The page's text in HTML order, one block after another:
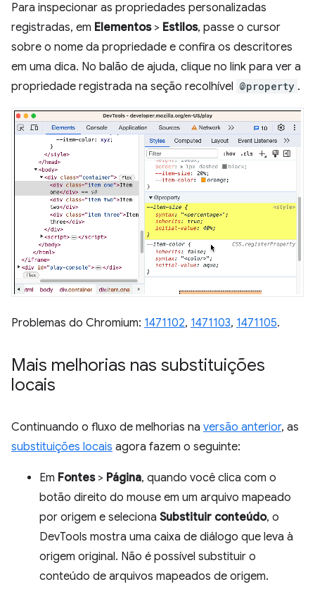
Para inspecionar as propriedades personalizadas
registradas, em Elementos> Estilos, passe o cursor
sobre o nome da propriedade e confira os descritores
em uma dica. No balão de ajuda, clique no link para ver a
propriedade registrada na seção recolhível @property .
Problemas do Chromium: 1471102, 1471103, 1471105.
Mais melhorias nas substituições
locais
Continuando o fluxo de melhorias na versão anterior, as
substituições locais agora fazem o seguinte:
Em Fontes> Página, quando você clica com o
botão direito do mouse em um arquivo mapeado
por origem e seleciona Substituir conteúdo, o
DevTools mostra uma caixa de diálogo que leva à
origem original. Não é possível substituir o
conteúdo de arquivos mapeados de origem.